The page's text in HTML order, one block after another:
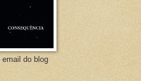
email do blog